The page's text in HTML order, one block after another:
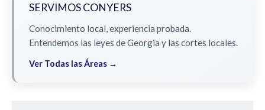
SERVIMOS CONYERS
Conocimiento local, experiencia probada.
Entendemos las leyes de Georgia y las cortes locales.
Ver Todas las Áreas →